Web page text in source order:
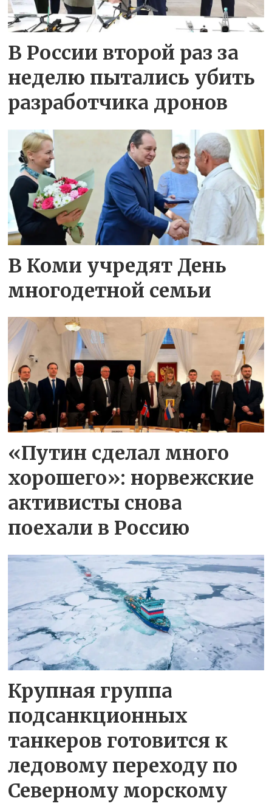
В России второй раз за
неделю пытались убить
разработчика дронов
В Коми учредят День
многодетной семьи
«Путин сделал много
хорошего»: норвежские
активисты снова
поехали в Россию
Крупная группа
подсанкционных
танкеров готовится к
ледовому переходу по
Северному морскому